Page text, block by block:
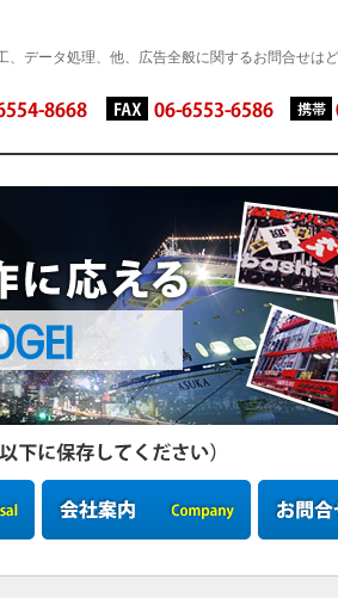
データ処理、他、広告全般に関するお問合せはど